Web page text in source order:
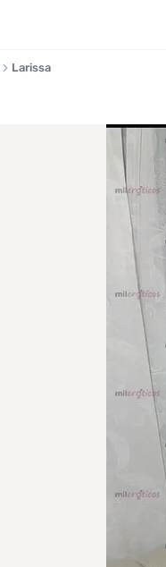
Larissa